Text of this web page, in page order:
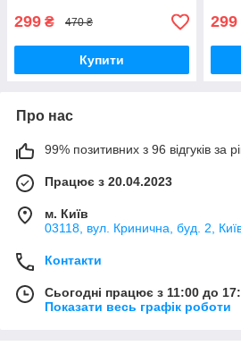
299 ₴ 470 ₴
Купити
299
Про нас
99% позитивних з 96 відгуків за
Працює з 20.04.2023
м. Київ
03118, вул. Кринична, буд. 2,
Контакти
Сьогодні працює з 11:00 до
Показати весь графік роботи